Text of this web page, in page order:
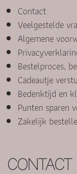
Contact
Veelgestelde
Algemene
Bestelproces,
Cadeautje
Bedenktijd en
Punten sparen
Zakelijk
CONTACT